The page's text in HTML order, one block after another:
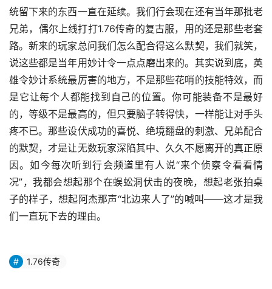
统留下来的东西一直在延续。我们行会现在还有当年那批老
兄弟，偶尔上线打打1.76传奇的复古服，用的还是那些老套
路。新来的玩家总问我们怎么配合得这么默契，我们就笑，
说这些都是当年用妙计令一点点磨出来的。其实说到底，英
雄令妙计系统最厉害的地方，不是那些花哨的技能特效，而
是它让每个人都能找到自己的位置。你可能装备不是最好
的，等级不是最高的，但只要脑子转得快，一样能让对手头
疼不已。那些设伏成功的喜悦、绝境翻盘的刺激、兄弟配合
的默契，才是让无数玩家深陷其中、久久不愿离开的真正原
因。如今每次听到行会频道里有人说“来个侦察令看看情
况”，我都会想起那个在蜈蚣洞伏击的夜晚，想起老张拍桌
子的样子，想起阿杰那声“北边来人了”的喊叫——这才是我
们一直玩下去的理由。
1.76传奇